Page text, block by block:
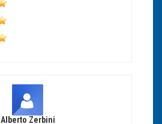
Alberto Zerbini